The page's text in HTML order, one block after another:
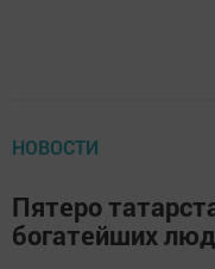
НОВОСТИ
Пятеро
богатейших